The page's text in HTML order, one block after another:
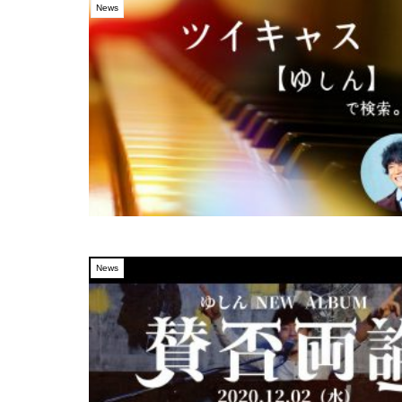
News
News